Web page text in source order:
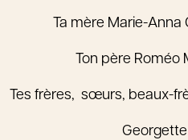
Ta mère Marie-Anna
Ton père Roméo
Tes frères, sœurs, beaux-
Georgette